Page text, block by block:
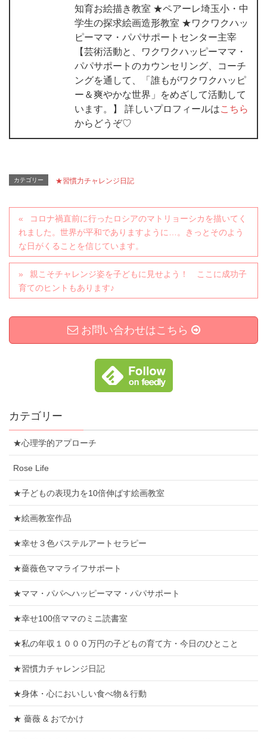
知育お絵描き教室 ★ペアーレ埼玉小・中
学生の探求絵画造形教室 ★ワクワクハッ
ピーママ・パパサポートセンター主宰
【芸術活動と、ワクワクハッピーママ・
パパサポートのカウンセリング、コーチ
ングを通して、「誰もがワクワクハッピ
ー＆爽やかな世界」をめざして活動して
います。】 詳しいプロフィールはこちら
からどうぞ♡
カテゴリー ★習慣力チャレンジ日記
コロナ禍直前に行ったロシアのマトリョーシカを描いてく
れました。世界が平和でありますように…。きっとそのよう
な日がくることを信じています。
親こそチャレンジ姿を子どもに見せよう！ ここに成功子
育てのヒントもあります♪
お問い合わせはこちら
カテゴリー
★心理学的アプローチ
Rose Life
★子どもの表現力を10倍伸ばす絵画教室
★絵画教室作品
★幸せ３色パステルアートセラピー
★薔薇色ママライフサポート
★ママ・パパへハッピーママ・パパサポート
★幸せ100倍ママのミニ読書室
★私の年収１０００万円の子どもの育て方・今日のひとこと
★習慣力チャレンジ日記
★身体・心においしい食べ物＆行動
★ 薔薇 & おでかけ